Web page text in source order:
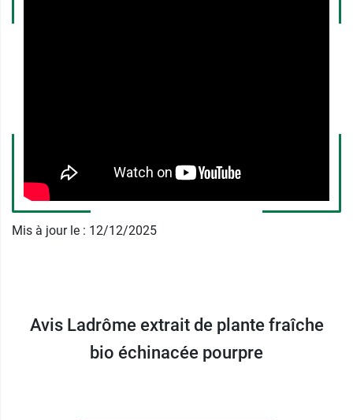
04.76.08.61.45
Mis à jour le : 12/12/2025
Avis Ladrôme extrait de plante fraîche
bio échinacée pourpre